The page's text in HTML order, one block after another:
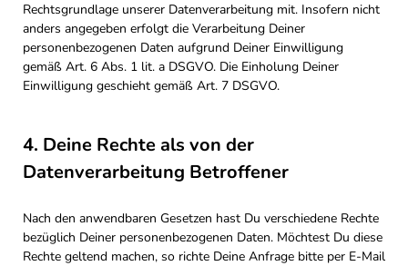
Rechtsgrundlage unserer Datenverarbeitung mit. Insofern nicht
anders angegeben erfolgt die Verarbeitung Deiner
personenbezogenen Daten aufgrund Deiner Einwilligung
gemäß Art. 6 Abs. 1 lit. a DSGVO. Die Einholung Deiner
Einwilligung geschieht gemäß Art. 7 DSGVO.
4. Deine Rechte als von der
Datenverarbeitung Betroffener
Nach den anwendbaren Gesetzen hast Du verschiedene Rechte
bezüglich Deiner personenbezogenen Daten. Möchtest Du diese
Rechte geltend machen, so richte Deine Anfrage bitte per E-Mail